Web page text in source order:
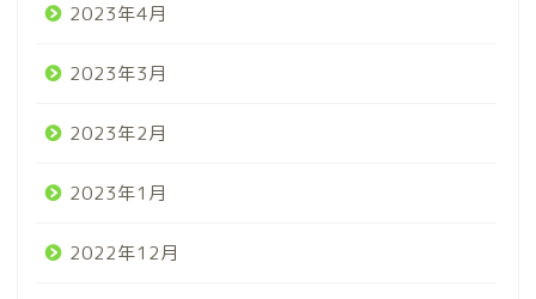
2023年4月
2023年3月
2023年2月
2023年1月
2022年12月